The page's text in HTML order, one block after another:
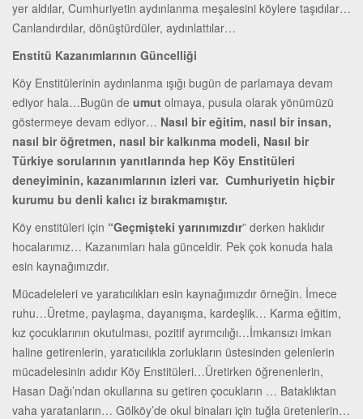
yer aldılar, Cumhuriyetin aydınlanma meşalesini köylere taşıdılar…
Canlandırdılar, dönüştürdüler, aydınlattılar…
Enstitü Kazanımlarının Güncelliği
Köy Enstitülerinin aydınlanma ışığı bugün de parlamaya devam
ediyor hala…Bugün de umut olmaya, pusula olarak yönümüzü
göstermeye devam ediyor… Nasıl bir eğitim, nasıl bir insan,
nasıl bir öğretmen, nasıl bir kalkınma modeli, Nasıl bir
Türkiye sorularının yanıtlarında hep Köy Enstitüleri
deneyiminin, kazanımlarının izleri var. Cumhuriyetin hiçbir
kurumu bu denli kalıcı iz bırakmamıştır.
Köy enstitüleri için “Geçmişteki yarınımızdır” derken haklıdır
hocalarımız… Kazanımları hala günceldir. Pek çok konuda hala
esin kaynağımızdır.
Mücadeleleri ve yaratıcılıkları esin kaynağımızdır örneğin. İmece
ruhu…Üretme, paylaşma, dayanışma, kardeşlik… Karma eğitim,
kız çocuklarının okutulması, pozitif ayrımcılığı…İmkansızı imkan
haline getirenlerin, yaratıcılıkla zorlukların üstesinden gelenlerin
mücadelesinin adıdır Köy Enstitüleri…Üretirken öğrenenlerin,
Hasan Dağı’ndan okullarına su getiren çocukların … Bataklıktan
vaha yaratanların… Gölköy’de okul binaları için tuğla üretenlerin…